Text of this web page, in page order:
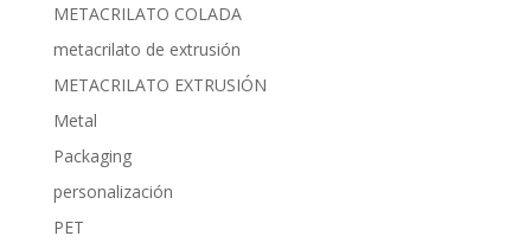
METACRILATO COLADA
metacrilato de extrusión
METACRILATO EXTRUSIÓN
Metal
Packaging
personalización
PET